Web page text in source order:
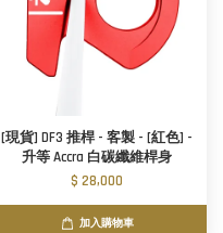
[現貨] DF3 推桿 - 客製 - [紅色] -
升等 Accra 白碳纖維桿身
$ 28,000
加入購物車